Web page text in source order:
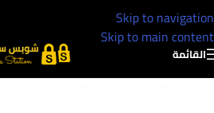
Skip to navigation
Skip to main content
القائمة